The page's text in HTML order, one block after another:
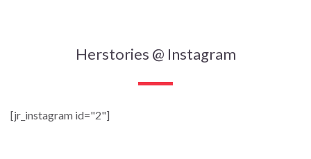
Herstories @ Instagram
[jr_instagram id="2"]